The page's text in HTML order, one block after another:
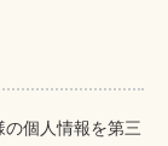
個人情報を第三